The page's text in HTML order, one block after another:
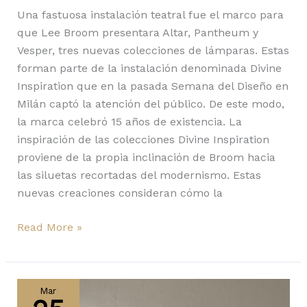
Una fastuosa instalación teatral fue el marco para
que Lee Broom presentara Altar, Pantheum y
Vesper, tres nuevas colecciones de lámparas. Estas
forman parte de la instalación denominada Divine
Inspiration que en la pasada Semana del Diseño en
Milán captó la atención del público. De este modo,
la marca celebró 15 años de existencia. La
inspiración de las colecciones Divine Inspiration
proviene de la propia inclinación de Broom hacia
las siluetas recortadas del modernismo. Estas
nuevas creaciones consideran cómo la
Read More »
Mar